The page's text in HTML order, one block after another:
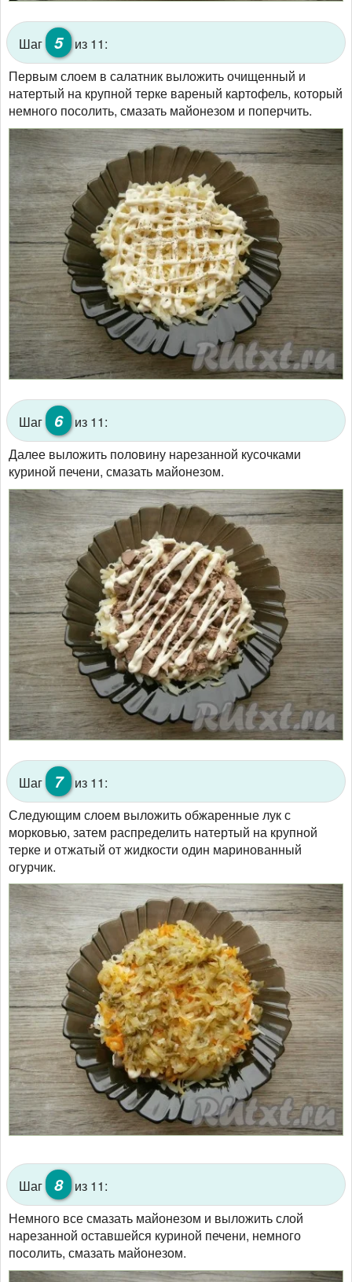
Шаг 5
из 11:
Первым слоем в салатник выложить очищенный и
натертый на крупной терке вареный картофель, который
немного посолить, смазать майонезом и поперчить.
Шаг 6
из 11:
Далее выложить половину нарезанной кусочками
куриной печени, смазать майонезом.
Шаг 7
из 11:
Следующим слоем выложить обжаренные лук с
морковью, затем распределить натертый на крупной
терке и отжатый от жидкости один маринованный
огурчик.
Шаг 8
из 11:
Немного все смазать майонезом и выложить слой
нарезанной оставшейся куриной печени, немного
посолить, смазать майонезом.